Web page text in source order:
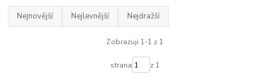
Nejnovější Nejlevnější Nejdražší
Zobrazuji 1-1 z 1
strana z 1